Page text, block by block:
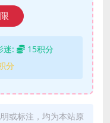
迷:
15积分
分
或标注，均为本站原